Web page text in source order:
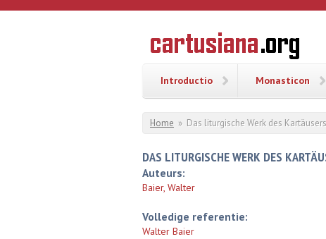
Overslaan en naar de inhoud gaan
Geschiedenis
van de
Introductio Monasticon
U bent hier
Home » Das liturgische Werk des
DAS LITURGISCHE WERK DES
Auteurs:
Baier, Walter
Volledige referentie:
Walter Baier